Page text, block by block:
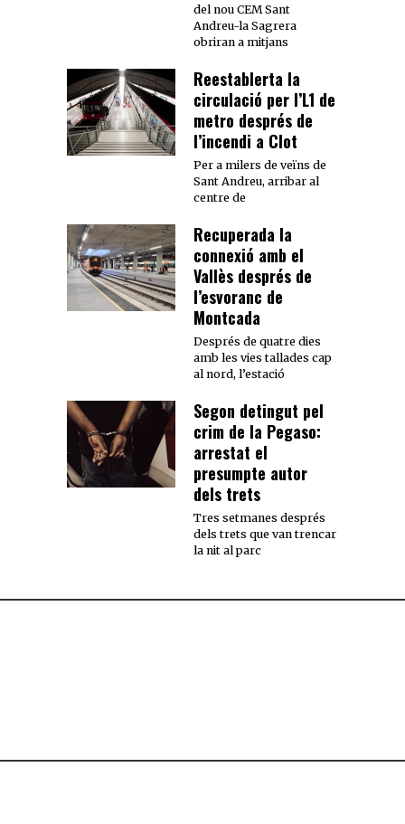
del nou CEM Sant
Andreu-la Sagrera
obriran a mitjans
Reestablerta la
circulació per l’L1 de
metro després de
l’incendi a Clot
Per a milers de veïns de
Sant Andreu, arribar al
centre de
Recuperada la
connexió amb el
Vallès després de
l’esvoranc de
Montcada
Després de quatre dies
amb les vies tallades cap
al nord, l’estació
Segon detingut pel
crim de la Pegaso:
arrestat el
presumpte autor
dels trets
Tres setmanes després
dels trets que van trencar
la nit al parc